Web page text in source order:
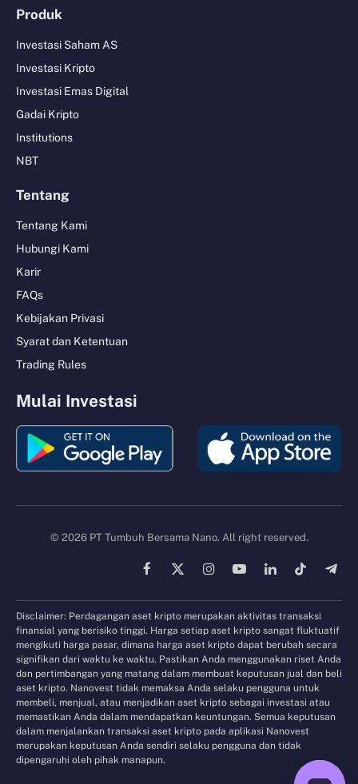
Produk
Investasi Saham AS
Investasi Kripto
Investasi Emas Digital
Gadai Kripto
Institutions
NBT
Tentang
Tentang Kami
Hubungi Kami
Karir
FAQs
Kebijakan Privasi
Syarat dan Ketentuan
Trading Rules
Mulai Investasi
© 2026 PT Tumbuh Bersama Nano. All right reserved.
Facebook
X
InstagramYouTubeLinkedInTikTok
Disclaimer: Perdagangan aset kripto merupakan aktivitas transaksi
finansial yang berisiko tinggi. Harga setiap aset kripto sangat fluktuatif
mengikuti harga pasar, dimana harga aset kripto dapat berubah secara
signifikan dari waktu ke waktu. Pastikan Anda menggunakan riset Anda
dan pertimbangan yang matang dalam membuat keputusan jual dan beli
aset kripto. Nanovest tidak memaksa Anda selaku pengguna untuk
membeli, menjual, atau menjadikan aset kripto sebagai investasi atau
memastikan Anda dalam mendapatkan keuntungan. Semua keputusan
dalam menjalankan transaksi aset kripto pada aplikasi Nanovest
merupakan keputusan Anda sendiri selaku pengguna dan tidak
dipengaruhi oleh pihak manapun.